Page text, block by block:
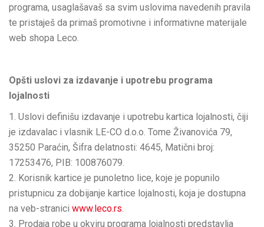
programa, usaglašavaš sa svim uslovima navedenih pravila
te pristaješ da primaš promotivne i informativne materijale
web shopa Leco.
Opšti uslovi za izdavanje i upotrebu programa
lojalnosti
Uslovi definišu izdavanje i upotrebu kartica lojalnosti, čiji
je izdavalac i vlasnik LE-CO d.o.o. Tome Živanovića 79,
35250 Paraćin, Šifra delatnosti: 4645, Matični broj:
17253476, PIB: 100876079.
Korisnik kartice je punoletno lice, koje je popunilo
pristupnicu za dobijanje kartice lojalnosti, koja je dostupna
na veb-stranici www.leco.rs.
Prodaja robe u okviru programa lojalnosti predstavlja